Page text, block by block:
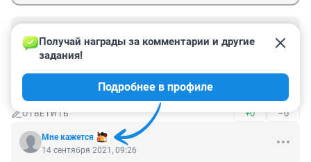
14 сентября 2021, 10:47
Зарека - на 18/09 по графику + 6 дней на раскачку и
воздушные пробки, почему должны терпеть холод
дома? Включайте всех с 13
ОТВЕТИТЬ +0 –0
Мне кaжется
Получай награды за комментарии и другие
задания!
Подробнее в профиле
14 сентября 2021, 09:26